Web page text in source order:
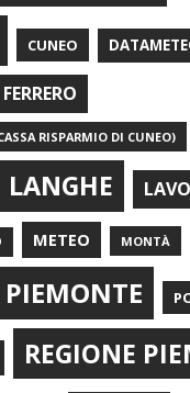
CUNEO
FERRERO
RISPARMIO DI CUNEO)
LANGHE
METEO MONTÀ
PIEMONTE
REGIONE